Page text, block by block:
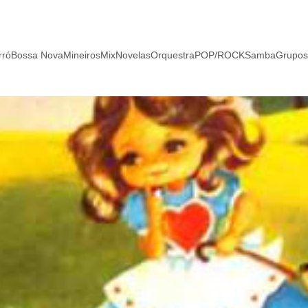
Bossa NovaMineirosMixNovelasOrquestraPOP/ROCKSambaGrupos